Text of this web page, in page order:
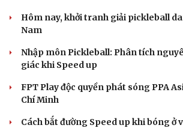
Hôm nay, khởi tranh giải pickleball
Nam
Nhập môn Pickleball: Phân tích
giác khi Speed up
FPT Play độc quyền phát sóng PPA
Chí Minh
Cách bắt đường Speed up khi bóng ở